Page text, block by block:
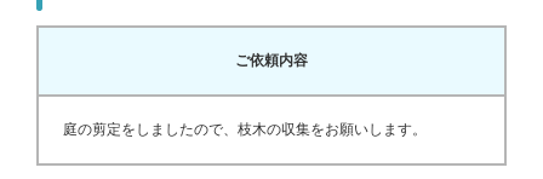
ご依頼内容
庭の剪定をしましたので、枝木の収集をお願いします。